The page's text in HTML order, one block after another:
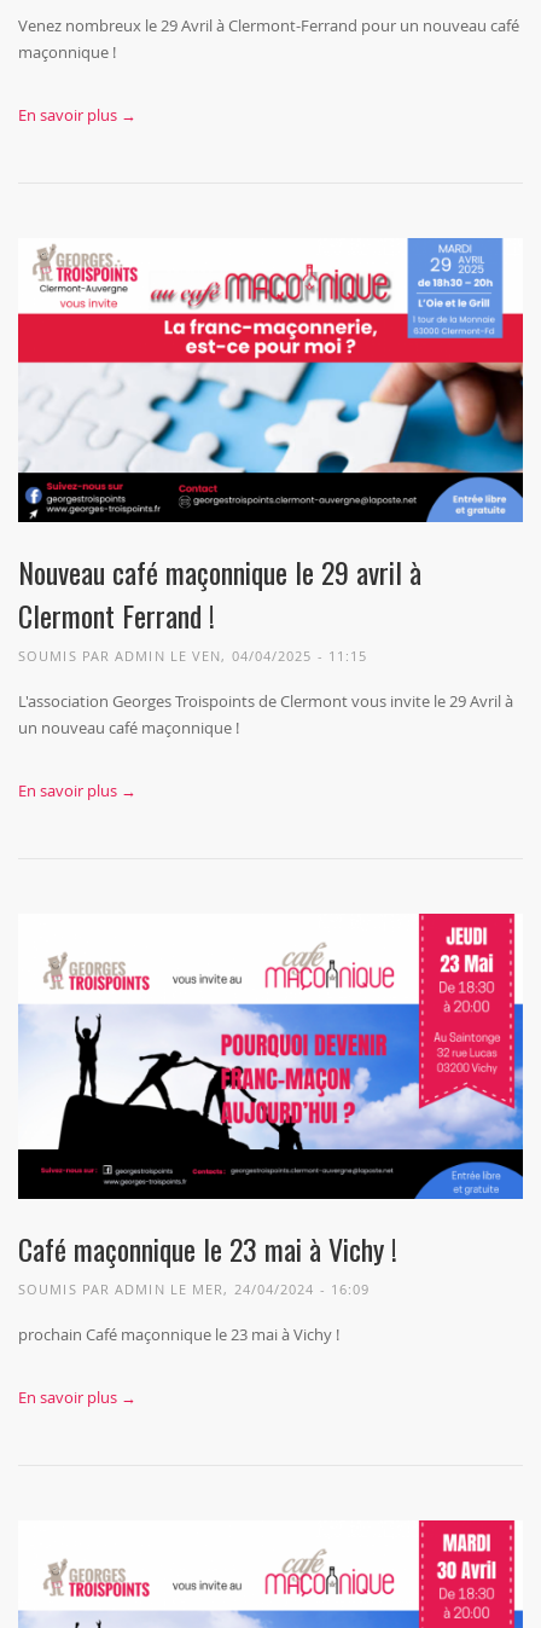
Venez nombreux le 29 Avril à Clermont-Ferrand pour un nouveau café
maçonnique !
En savoir plus →
Nouveau café maçonnique le 29 avril à
Clermont Ferrand !
SOUMIS PARADMIN LE VEN, 04/04/2025 - 11:15
L'association Georges Troispoints de Clermont vous invite le 29 Avril à
un nouveau café maçonnique !
En savoir plus →
Café maçonnique le 23 mai à Vichy !
SOUMIS PARADMIN LE MER, 24/04/2024 - 16:09
prochain Café maçonnique le 23 mai à Vichy !
En savoir plus →